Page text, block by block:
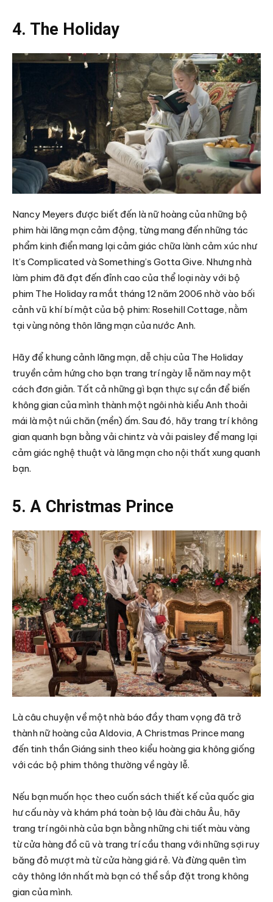
4. The Holiday
Nancy Meyers được biết đến là nữ hoàng của những bộ
phim hài lãng mạn cảm động, từng mang đến những tác
phẩm kinh điển mang lại cảm giác chữa lành cảm xúc như
It’s Complicated và Something’s Gotta Give. Nhưng nhà
làm phim đã đạt đến đỉnh cao của thể loại này với bộ
phim The Holiday ra mắt tháng 12 năm 2006 nhờ vào bối
cảnh vũ khí bí mật của bộ phim: Rosehill Cottage, nằm
tại vùng nông thôn lãng mạn của nước Anh.
Hãy để khung cảnh lãng mạn, dễ chịu của The Holiday
truyền cảm hứng cho bạn trang trí ngày lễ năm nay một
cách đơn giản. Tất cả những gì bạn thực sự cần để biến
không gian của mình thành một ngôi nhà kiểu Anh thoải
mái là một núi chăn (mền) ấm. Sau đó, hãy trang trí không
gian quanh bạn bằng vải chintz và vải paisley để mang lại
cảm giác nghệ thuật và lãng mạn cho nội thất xung quanh
bạn.
5. A Christmas Prince
Là câu chuyện về một nhà báo đầy tham vọng đã trở
thành nữ hoàng của Aldovia, A Christmas Prince mang
đến tinh thần Giáng sinh theo kiểu hoàng gia không giống
với các bộ phim thông thường về ngày lễ.
Nếu bạn muốn học theo cuốn sách thiết kế của quốc gia
hư cấu này và khám phá toàn bộ lâu đài châu Âu, hãy
trang trí ngôi nhà của bạn bằng những chi tiết màu vàng
từ cửa hàng đồ cũ và trang trí cầu thang với những sợi ruy
băng đỏ mượt mà từ cửa hàng giá rẻ. Và đừng quên tìm
cây thông lớn nhất mà bạn có thể sắp đặt trong không
gian của mình.